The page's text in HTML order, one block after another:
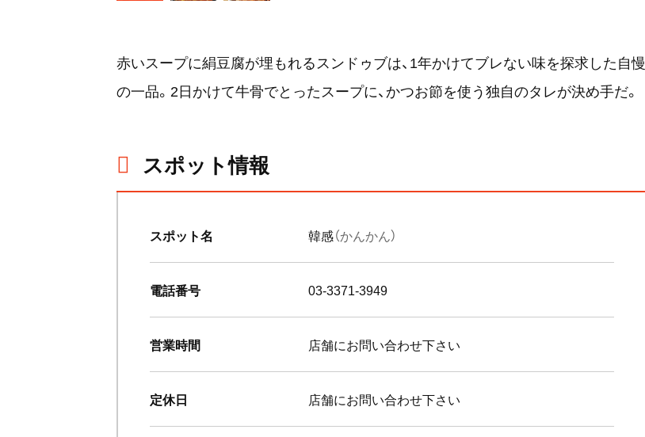
赤いスープに絹豆腐が埋もれるスンドゥブは、1年かけてブレない味を探求した自慢
の一品。2日かけて牛骨でとったスープに、かつお節を使う独自のタレが決め手だ。
スポット情報
スポット名 韓感（かんかん）
電話番号 03-3371-3949
営業時間 店舗にお問い合わせ下さい
定休日 店舗にお問い合わせ下さい